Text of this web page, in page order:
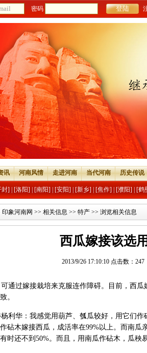
密码
讯 河南风情 走进河南 当代河南 历史传说
封] [洛阳] [南阳] [安阳] [新乡] [焦作] [濮阳] [鹤
印象河南网 >> 相关信息 >> 特产 >> 浏览相关信息
西瓜嫁接该选
2013/9/26 17:10:10 点击数： 247
通过嫁接栽培来克服连作障碍。目前，西瓜
。
利华：我感觉用葫芦、瓠瓜较好，用它们
砧木嫁接西瓜，成活率在99%以上。而南
时还不到50%。而且，用南瓜作砧木，瓜秧